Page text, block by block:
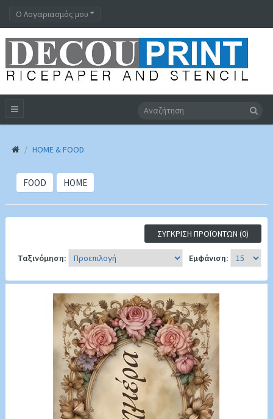
Ο Λογαριασμός μου
HOME & FOOD
FOOD HOME
ΣΎΓΚΡΙΣΗ ΠΡΟΪΌΝΤΩΝ (0)
Ταξινόμηση: Εμφάνιση: